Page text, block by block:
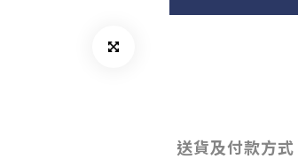
送貨及付款方式